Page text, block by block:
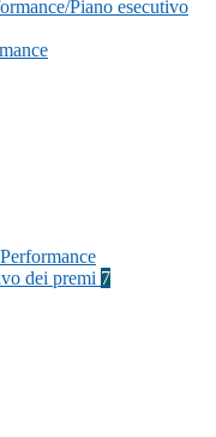
Piano esecutivo
dei premi 7